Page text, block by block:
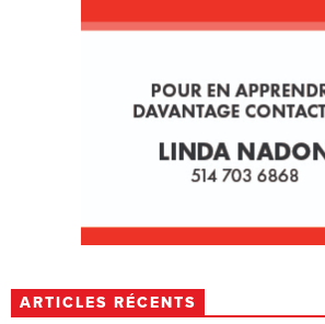
ARTICLES RÉCENTS